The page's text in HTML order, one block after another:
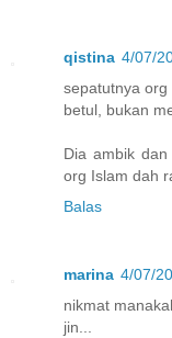
qistina 4/07/
sepatutnya
betul, bukan
Dia ambik
org Islam dah
Balas
marina 4/07/
nikmat
jin...